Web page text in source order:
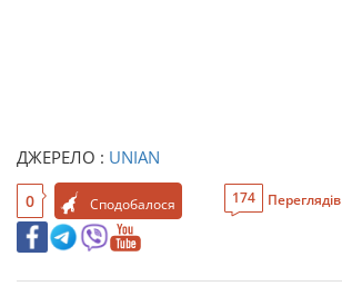
ДЖЕРЕЛО : UNIAN
0 Сподобалося 174 Переглядів